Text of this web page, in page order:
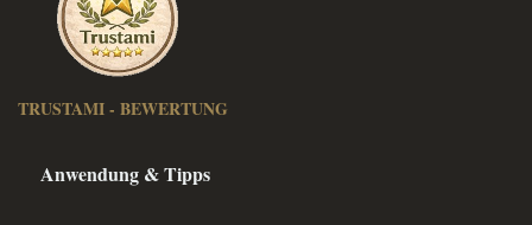
TRUSTAMI - BEWERTUNG
Anwendung & Tipps